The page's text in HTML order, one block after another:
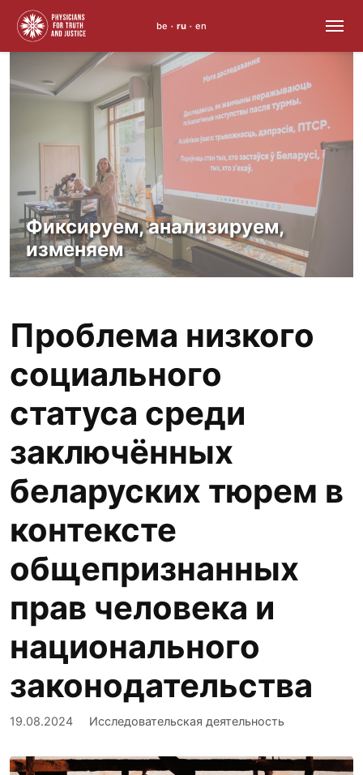
to
content
be • ru • en
Фиксируем, анализируем,
изменяем
Проблема низкого
социального
статуса среди
заключённых
беларуских тюрем в
контексте
общепризнанных
прав человека и
национального
законодательства
19.08.2024 Исследовательская деятельность